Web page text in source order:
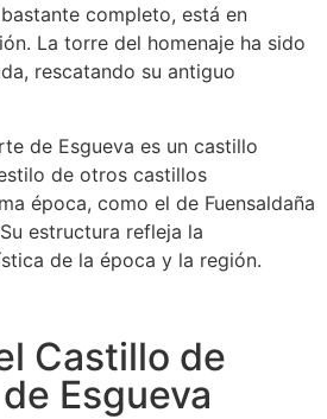
completo, está en
La torre del homenaje ha sido
rescatando su antiguo
de Esgueva es un castillo
de otros castillos
época, como el de Fuensaldaña
estructura refleja la
de la época y la región.
Castillo de
Esgueva